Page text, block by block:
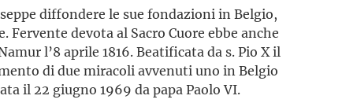
diffondere le sue fondazioni in Belgio,
devota al Sacro Cuore ebbe anche
l’8 aprile 1816. Beatificata da s. Pio X il
di due miracoli avvenuti uno in Belgio
il 22 giugno 1969 da papa Paolo VI.